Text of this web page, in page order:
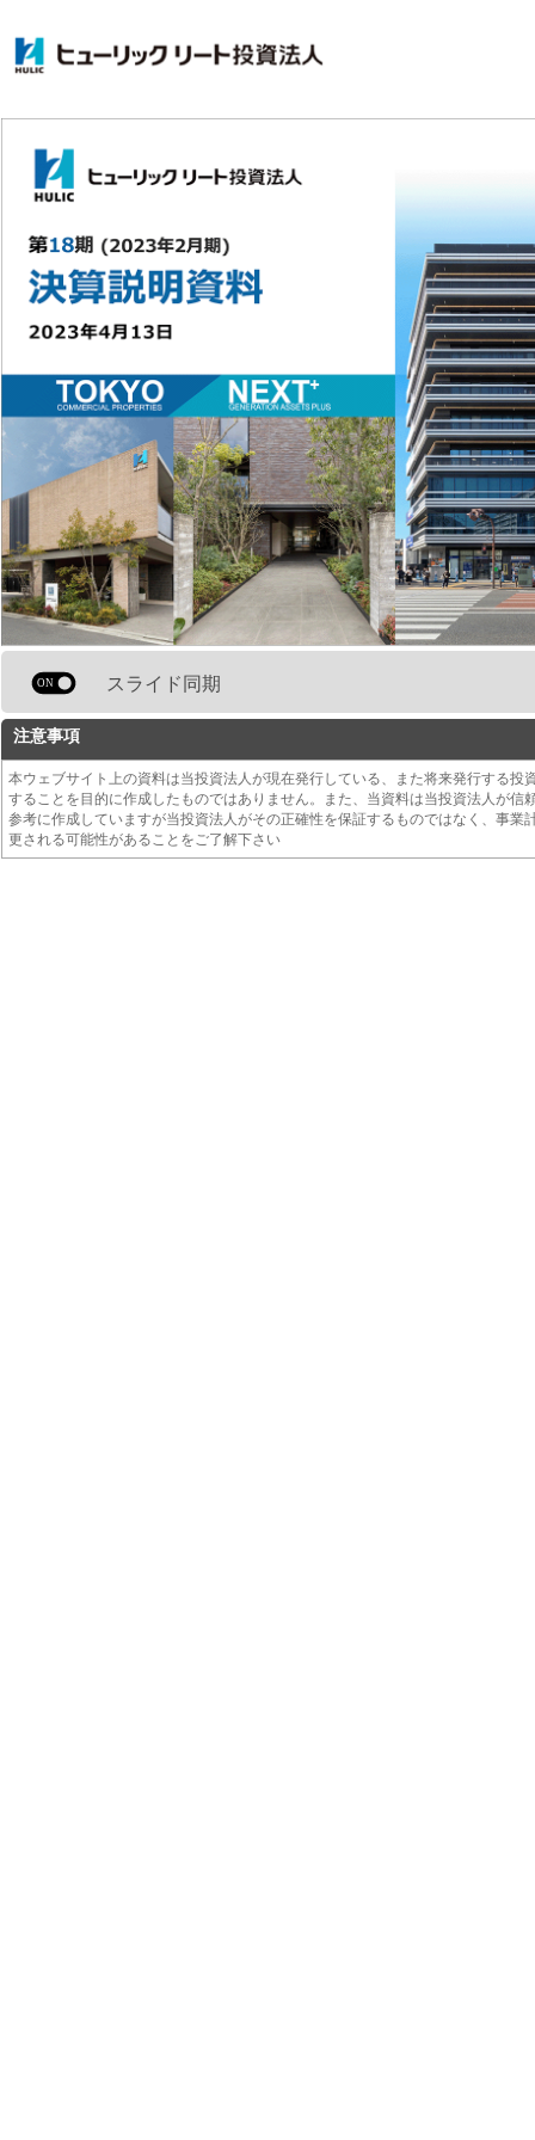
スライド同期
注意事項
本ウェブサイト上の資料は当投資法人が現在発行している、また将来発行する
することを目的に作成したものではありません。また、当資料は当投資法人が
参考に作成していますが当投資法人がその正確性を保証するものではなく、事
更される可能性があることをご了解下さい